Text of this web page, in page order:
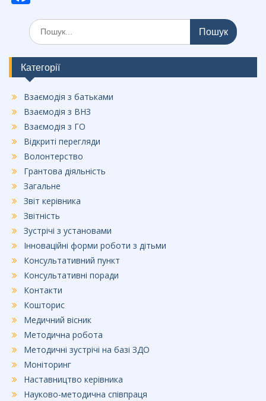
ac
e
b
o
o
k
Шукати:
Категорії
Взаємодія з батьками
Взаємодія з ВНЗ
Взаємодія з ГО
Відкриті перегляди
Волонтерство
Грантова діяльність
Загальне
Звіт керівника
Звітність
Зустрічі з установами
Інноваційні форми роботи з дітьми
Консультативний пункт
Консультативні поради
Контакти
Кошторис
Медичний вісник
Методична робота
Методичні зустрічі на базі ЗДО
Моніторинг
Наставництво керівника
Науково-методична співпраця